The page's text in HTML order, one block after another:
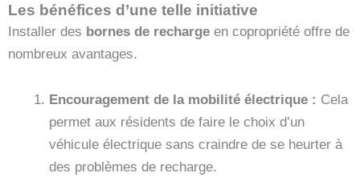
Les bénéfices d’une telle initiative
Installer des bornes de recharge en copropriété offre de
nombreux avantages.
Encouragement de la mobilité électrique : Cela
permet aux résidents de faire le choix d’un
véhicule électrique sans craindre de se heurter à
des problèmes de recharge.